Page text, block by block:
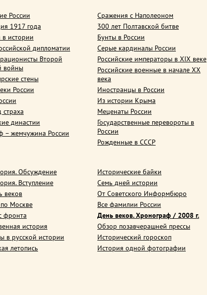
России
1917 года
истории
дипломатии
Второй
войны
стены
России
страха
династии
– жемчужина России
Сражения с Наполеоном
300 лет Полтавской битве
Бунты в России
Серые кардиналы России
Российские императоры в XIX веке
Российские военные в начале ХХ
века
Иностранцы в России
Из истории Крыма
Меценаты России
Государственные перевороты в
России
Рожденные в СССР
Обсуждение
Вступление
веков
Москве
фронта
история
в русской истории
летопись
Исторические байки
Семь дней истории
От Советского Информбюро
Все фамилии России
День веков. Хронограф / 2008 г.
Обзор позавчерашней прессы
Исторический гороскоп
История одной фотографии